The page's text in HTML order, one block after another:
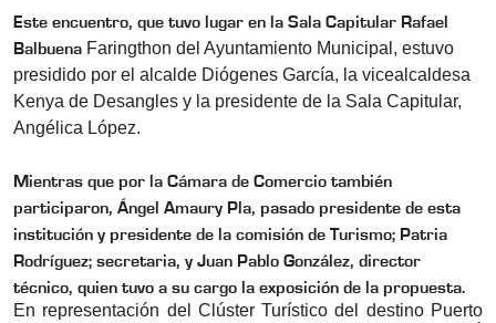
Este encuentro, que tuvo lugar en la Sala Capitular Rafael
Balbuena Faringthon del Ayuntamiento Municipal, estuvo
presidido por el alcalde Diógenes García, la vicealcaldesa
Kenya de Desangles y la presidente de la Sala Capitular,
Angélica López.
Mientras que por la Cámara de Comercio también
participaron, Ángel Amaury Pla, pasado presidente de esta
institución y presidente de la comisión de Turismo; Patria
Rodríguez; secretaria, y Juan Pablo González, director
técnico, quien tuvo a su cargo la exposición de la propuesta.
En representación del Clúster Turístico del destino Puerto